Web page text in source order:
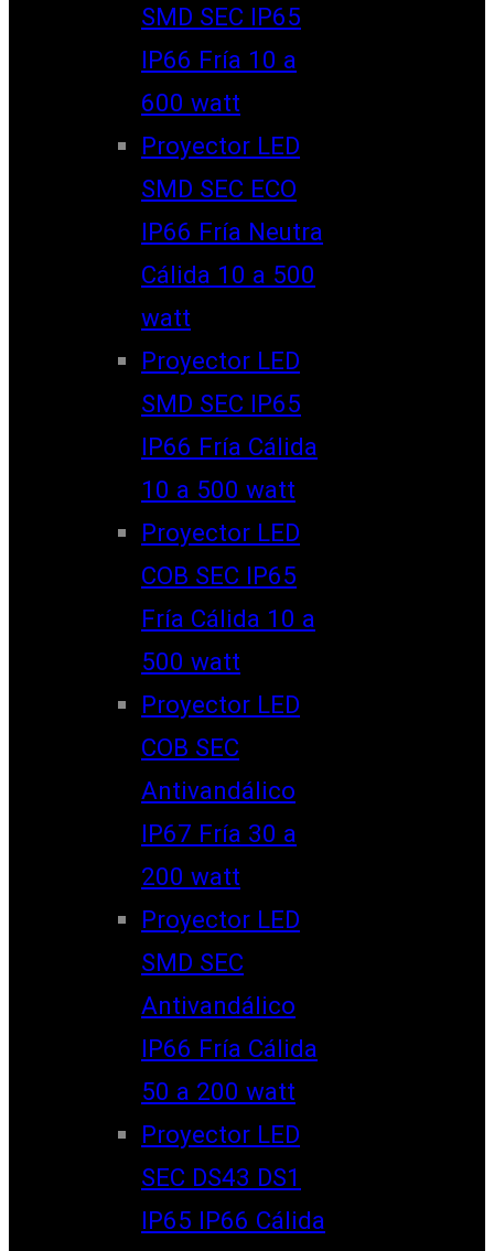
SMD SEC IP65
IP66 Fría 10 a
600 watt
Proyector LED
SMD SEC ECO
IP66 Fría Neutra
Cálida 10 a 500
watt
Proyector LED
SMD SEC IP65
IP66 Fría Cálida
10 a 500 watt
Proyector LED
COB SEC IP65
Fría Cálida 10 a
500 watt
Proyector LED
COB SEC
Antivandálico
IP67 Fría 30 a
200 watt
Proyector LED
SMD SEC
Antivandálico
IP66 Fría Cálida
50 a 200 watt
Proyector LED
SEC DS43 DS1
IP65 IP66 Cálida